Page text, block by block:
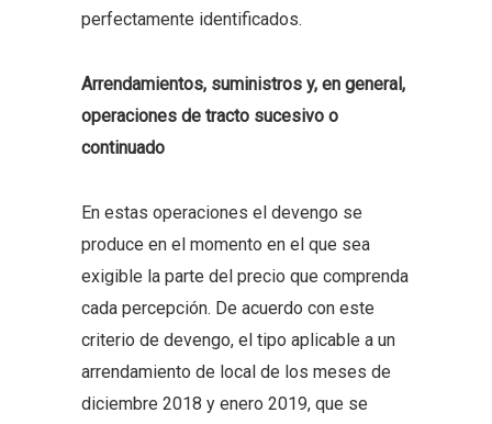
perfectamente identificados.
Arrendamientos, suministros y, en general,
operaciones de tracto sucesivo o
continuado
En estas operaciones el devengo se
produce en el momento en el que sea
exigible la parte del precio que comprenda
cada percepción. De acuerdo con este
criterio de devengo, el tipo aplicable a un
arrendamiento de local de los meses de
diciembre 2018 y enero 2019, que se